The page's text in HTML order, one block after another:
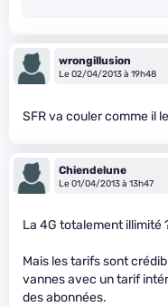
wrongillusion
Le 02/04/2013 à 19h48
SFR va couler comme il
Chiendelune
Le 01/04/2013 à 13h47
La 4G totalement illimité
Mais les tarifs sont
vannes avec un tarif
des abonnées.